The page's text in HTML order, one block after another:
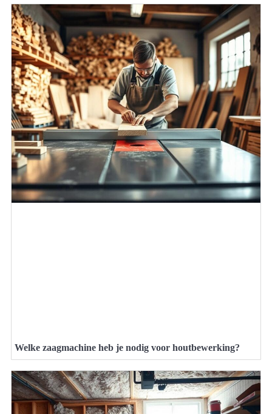
Welke zaagmachine heb je nodig voor houtbewerking?